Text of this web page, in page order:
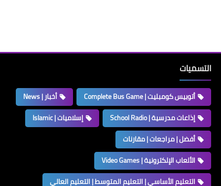
التسميات
أتوبيس كومبليت | Complete Bus Game
أخبار | News
إذاعات مدرسية | School Radio
إسلاميات | Islamic
أفضل | مراجعات | مقارنات
الألعاب الإلكترونية | Video Games
التعليم الأساسي | التعليم المتوسط | التعليم العالي